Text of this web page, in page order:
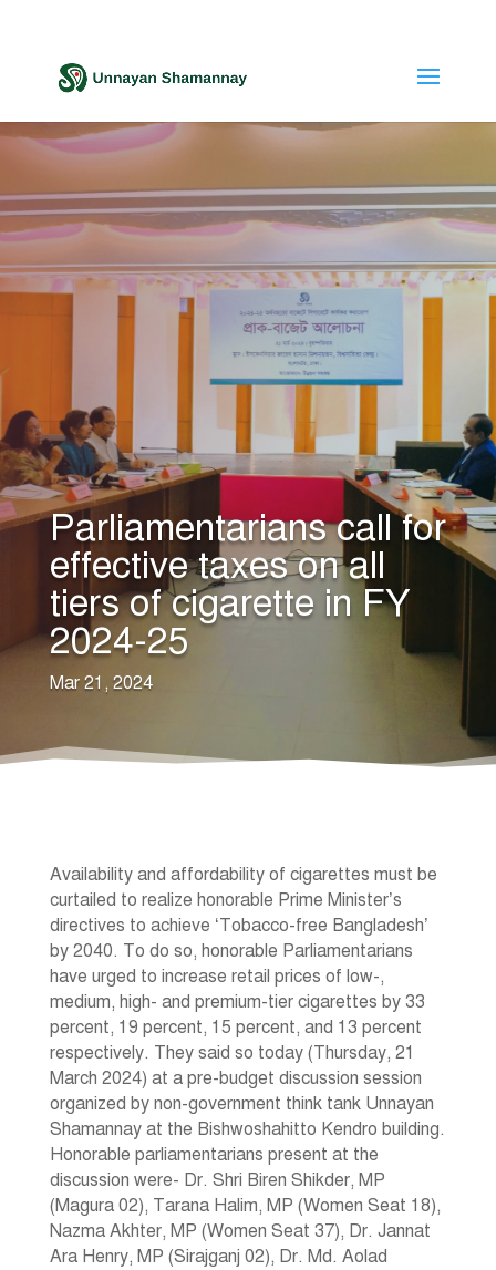
Parliamentarians call for
effective taxes on all
tiers of cigarette in FY
2024-25
Mar 21, 2024
Availability and affordability of cigarettes must be
curtailed to realize honorable Prime Minister’s
directives to achieve ‘Tobacco-free Bangladesh’
by 2040. To do so, honorable Parliamentarians
have urged to increase retail prices of low-,
medium, high- and premium-tier cigarettes by 33
percent, 19 percent, 15 percent, and 13 percent
respectively. They said so today (Thursday, 21
March 2024) at a pre-budget discussion session
organized by non-government think tank Unnayan
Shamannay at the Bishwoshahitto Kendro building.
Honorable parliamentarians present at the
discussion were- Dr. Shri Biren Shikder, MP
(Magura 02), Tarana Halim, MP (Women Seat 18),
Nazma Akhter, MP (Women Seat 37), Dr. Jannat
Ara Henry, MP (Sirajganj 02), Dr. Md. Aolad